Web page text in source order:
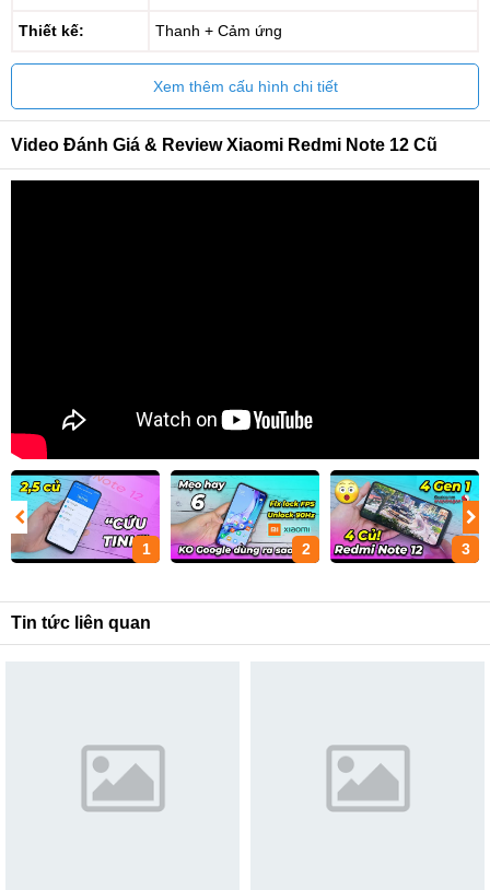
Thiết kế: Thanh + Cảm ứng
Xem thêm cấu hình chi tiết
Video Đánh Giá & Review Xiaomi Redmi Note 12 Cũ
1 2 3
Tin tức liên quan